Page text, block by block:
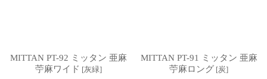
MITTAN PT-92 ミッタン 亜麻
苧麻ワイド [灰緑]
MITTAN PT-91 ミッタン 亜麻
苧麻ロング [炭]